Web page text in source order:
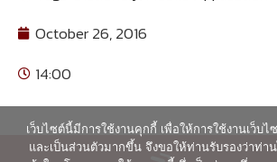
October 26, 2016
14:00
เว็บไซต์นี้มีการใช้งานคุกกี้ เพื่อให้การใช้งานเว็บไ
และเป็นส่วนตัวมากขึ้น จึงขอให้ท่านรับรองว่าท่า